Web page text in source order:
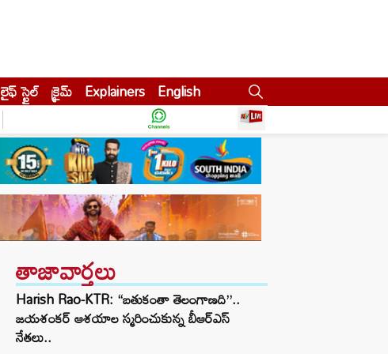
లైఫ్ స్టైల్ క్రైమ్ Explainers English
తాజావార్తలు
Harish Rao-KTR: “బతుకంతా తెలంగాణది”..
జయశంకర్ ఆశయాల స్మరించుకున్న బీఆర్ఎస్
నేతలు..